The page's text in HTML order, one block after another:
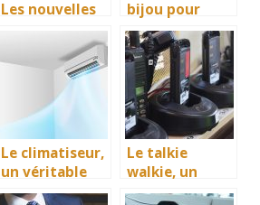
Les nouvelles
cosmétique
bijou pour
empêcher la
dégradation de
vos bijoux de
valeur
Le climatiseur,
un véritable
équipement de
Le talkie
walkie, un
moyen de